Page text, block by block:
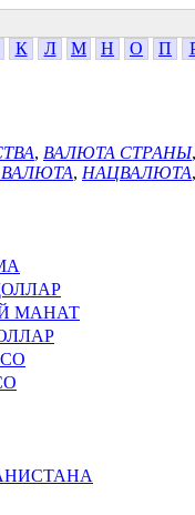
К Л М Н О П
, ВАЛЮТА СТРАНЫ
, НАЦВАЛЮТА
МАНАТ